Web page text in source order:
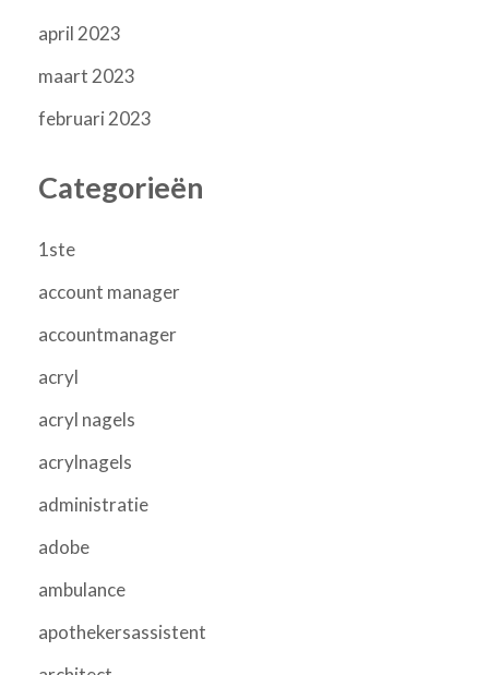
april 2023
maart 2023
februari 2023
Categorieën
1ste
account manager
accountmanager
acryl
acryl nagels
acrylnagels
administratie
adobe
ambulance
apothekersassistent